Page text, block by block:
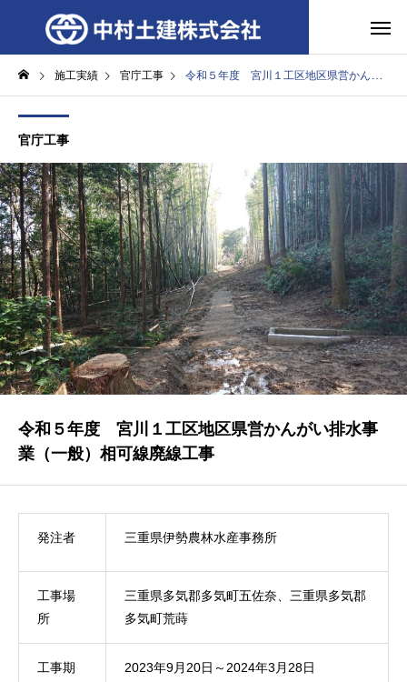
施工実績 官庁工事 令和５年度 宮川１工区地区県営かんがい排水事業（一般）相可線廃線工事
官庁工事
令和５年度 宮川１工区地区県営かんがい排水事
業（一般）相可線廃線工事
発注者 三重県伊勢農林水産事務所
工事場
所
三重県多気郡多気町五佐奈、三重県多気郡
多気町荒蒔
工事期
2023年9月20日～2024年3月28日